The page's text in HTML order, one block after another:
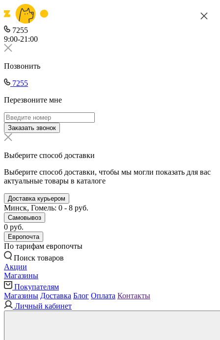
7255
9:00-21:00
Позвонить
7255
Перезвоните мне
Заказать звонок
Выберите способ доставки
Выберите способ доставки, чтобы мы могли показать для вас
актуальные товары в каталоге
Доставка курьером
Минск, Гомель: 0 - 8 руб.
Самовывоз
0 руб.
Европочта
По тарифам европочты
Поиск товаров
Акции
Магазины
Покупателям
Магазины Доставка Блог Оплата Контакты
Личный кабинет